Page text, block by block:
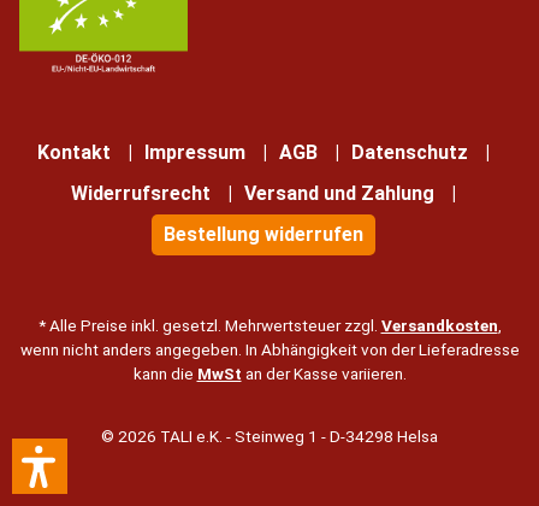
Kontakt Impressum AGB
Datenschutz
Widerrufsrecht
Versand und Zahlung
Bestellung widerrufen
* Alle Preise inkl. gesetzl. Mehrwertsteuer zzgl. Versandkosten
wenn nicht anders angegeben. In Abhängigkeit von der Lieferadresse
kann die MwSt an der Kasse variieren.
© 2026 TALI e.K. - Steinweg 1 - D-34298 Helsa